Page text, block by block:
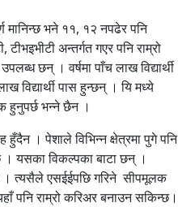
मानिन्छ भने ११, १२ नपढेर पनि
टीभइभीटी अन्तर्गत गएर पनि राम्रो
छन् । वर्षमा पाँच लाख विद्यार्थी
विद्यार्थी पास हुन्छन् । यि मध्ये
हुनुपर्छ भन्ने छैन ।
। पेशाले विभिन्न क्षेत्रमा पुगे पनि
। यसका विकल्पका बाटा छन् ।
। त्यसैले एसईईपछि गरिने सीपमूलक
पनि राम्रो करिअर बनाउन सकिन्छ।